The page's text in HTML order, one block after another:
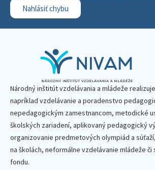
Nahlásiť chybu
Národný inštitút vzdelávania a mládeže
napríklad vzdelávanie a poradenstvo
nepedagogickým zamestnancom, metodické
školských zariadení, aplikovaný pedagogický
organizovanie predmetových olympiád a
na školách, neformálne vzdelávanie mládeže či
fondu.